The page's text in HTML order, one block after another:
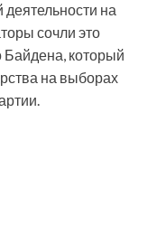
на
сочли это
Байдена, который
на выборах